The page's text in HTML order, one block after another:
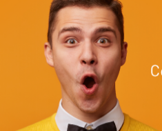
sorteamos 3 carros más en